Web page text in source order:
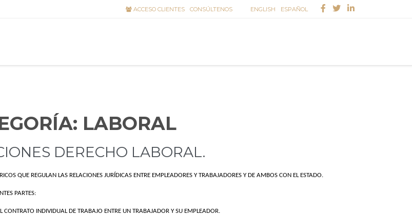
ENGLISH ESPAÑOL
ACCESO CLIENTES CONSÚLTENOS
LABORAL
DERECHO LABORAL.
QUE REGULAN LAS RELACIONES JURÍDICAS ENTRE EMPLEADORES Y TRABAJADORES Y DE AMBOS CON EL ESTADO.
PARTES:
INDIVIDUAL DE TRABAJO ENTRE UN TRABAJADOR Y SU EMPLEADOR.